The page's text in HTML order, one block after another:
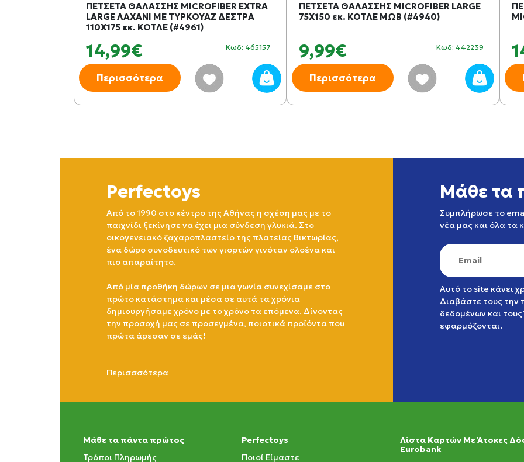
ΠΕΤΣΕΤΑ ΘΑΛΑΣΣΗΣ MICROFIBER EXTRA
LARGE ΛΑΧΑΝΙ ΜΕ ΤΥΡΚΟΥΑΖ ΔΕΣΤΡΑ
110X175 εκ. ΚΟΤΛΕ (#4961)
14,99€ Κωδ: 465157
Περισσότερα
ΠΕΤΣΕΤΑ ΘΑΛΑΣΣΗΣ MICROFIBER LARGE
75X150 εκ. ΚΟΤΛΕ ΜΩΒ (#4940)
9,99€ Κωδ: 442239
Περισσότερα
Perfectoys
Από το 1990 στο κέντρο της Αθήνας η σχέση μας με το
παιχνίδι ξεκίνησε να έχει μια σύνδεση γλυκιά. Στο
οικογενειακό ζαχαροπλαστείο της πλατείας Βικτωρίας,
ένα δώρο συνοδευτικό των γιορτών γινόταν ολοένα και
πιο απαραίτητο.
Από μία προθήκη δώρων σε μια γωνία συνεχίσαμε στο
πρώτο κατάστημα και μέσα σε αυτά τα χρόνια
δημιουργήσαμε χρόνο με το χρόνο τα επόμενα. Δίνοντας
την προσοχή μας σε προσεγμένα, ποιοτικά προϊόντα που
πρώτα άρεσαν σε εμάς!
Περισσσότερα
Μάθε τα
Συμπλήρωσε το
νέα μας και όλα τα
Αυτό το site κάνει
Διαβάστε τους την
δεδομένων και τους
εφαρμόζονται.
Μάθε τα πάντα πρώτος
Τρόποι Πληρωμής
Perfectoys
Ποιοί Είμαστε
Λίστα Καρτών Με Άτοκες
Eurobank